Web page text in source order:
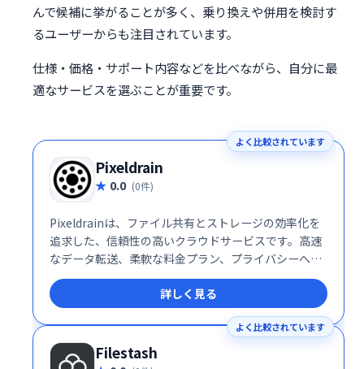
んで候補に挙がることが多く、乗り換えや併用を検討す
るユーザーからも注目されています。
仕様・価格・サポート内容などを比べながら、自分に最
適なサービスを選ぶことが重要です。
よく比較されています
Pixeldrain
0.0 (0件)
Pixeldrainは、ファイル共有とストレージの効率化を
追求した、信頼性の高いクラウドサービスです。高速
なデータ転送、柔軟な料金プラン、プライバシーへの
徹底した配慮により、個人ユーザーから企業まで幅広
い層に支持されています。特に、大容量ファイルを頻
繁に扱うクリエイターやプライバシーを重視する利用
者にとって、Pixeldrainは理想的な選択肢となるでし
ょう。
詳しく見る
よく比較されています
Filestash